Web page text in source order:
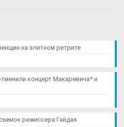
на элитном ретрите
концерт Макаревича* и
режиссера Гайдая